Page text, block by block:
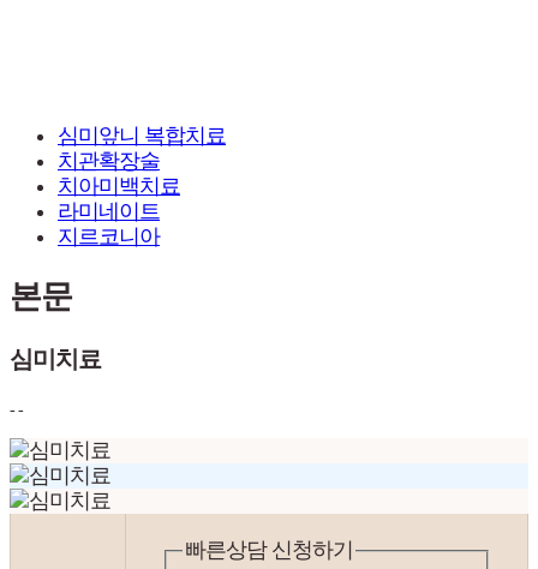
심미앞니 복합치료
치관확장술
치아미백치료
라미네이트
지르코니아
본문
심미치료
- -
빠른상담 신청하기